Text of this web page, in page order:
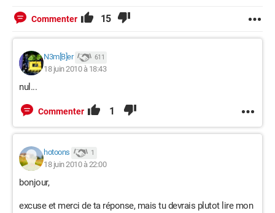
Commenter 15
N3m[B]er 611
18 juin 2010 à 18:43
nul...
Commenter 1
hotoons 1
18 juin 2010 à 22:00
bonjour,
excuse et merci de ta réponse, mais tu devrais plutot lire mon